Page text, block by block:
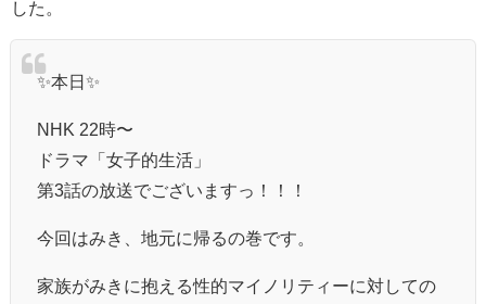
した。
✨本日✨
NHK 22時〜
ドラマ「女子的生活」
第3話の放送でございますっ！！！
今回はみき、地元に帰るの巻です。
家族がみきに抱える性的マイノリティーに対しての